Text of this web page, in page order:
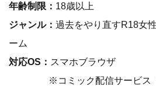
年齢制限： 18歳以上
ジャンル： 過去をやり直すR18女
ーム
対応OS： スマホブラウザ
※コミック配信サービス『